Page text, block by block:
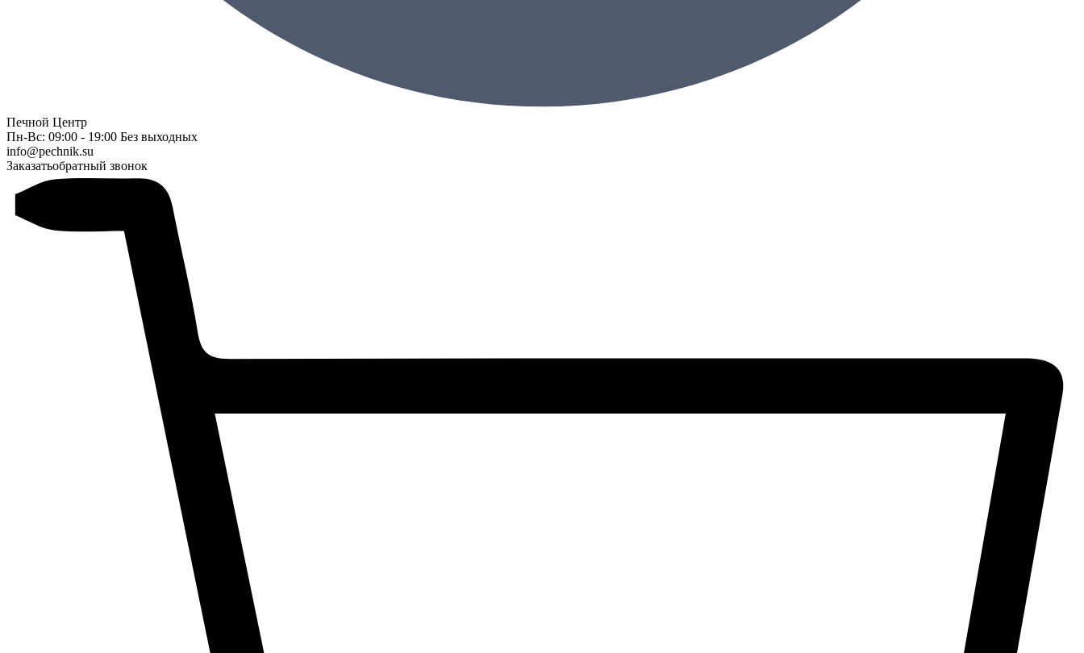
Печной Центр
Пн-Вс: 09:00 - 19:00 Без выходных
info@pechnik.su
Заказатьобратный звонок